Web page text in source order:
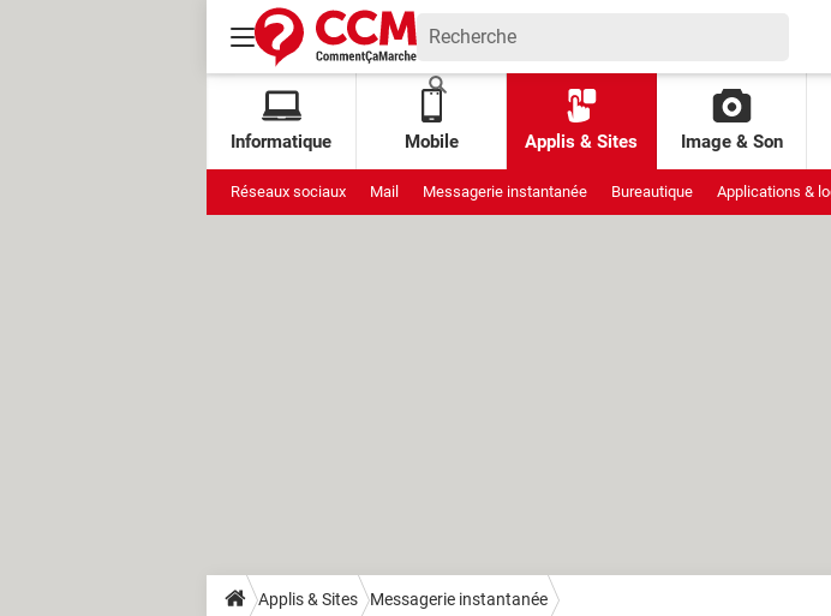
Informatique Mobile Applis & Sites Image & Son
Réseaux sociaux Mail Messagerie instantanée Bureautique Applications &
Applis & Sites Messagerie instantanée